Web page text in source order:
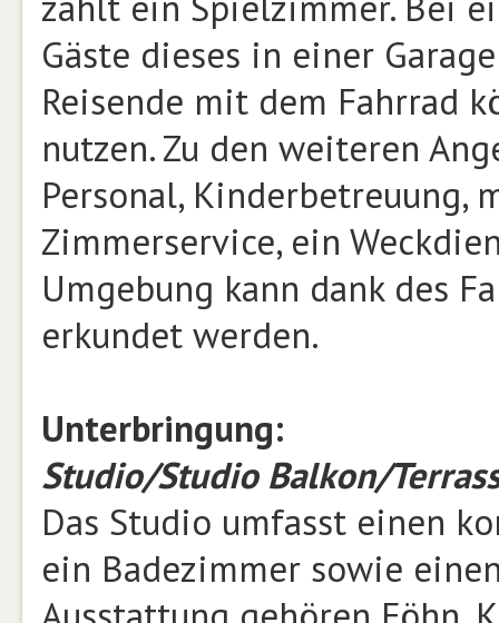
Gäste dieses in einer
Reisende mit dem Fahrrad
nutzen. Zu den weiteren
Personal, Kinderbetreuung,
Zimmerservice, ein
Umgebung kann dank des
erkundet werden.
Unterbringung:
Studio/Studio Balkon/
Das Studio umfasst einen
ein Badezimmer sowie